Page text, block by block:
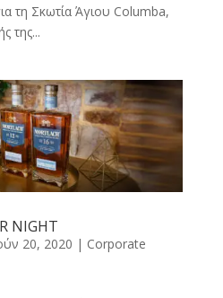
τη Σκωτία Άγιου Columba,
της...
NIGHT
20, 2020 | Corporate